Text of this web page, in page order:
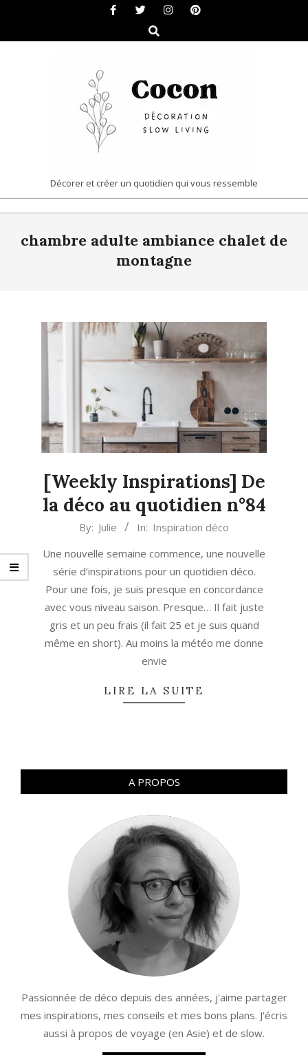
content
Search
COCON
|
DÉCORATION
Décorer et créer un quotidien qui vous ressemble
Navigation
chambre adulte ambiance chalet de
montagne
[Weekly Inspirations] De
la déco au quotidien n°84
11
By: Julie In: Inspiration déco
Une nouvelle semaine commence, une nouvelle
série d’inspirations pour un quotidien déco.
Pour une fois, je suis presque en concordance
avec vous niveau saison. Presque… Il fait juste
gris et un peu frais (il fait 25 et je suis quand
même en short). Au moins la météo me donne
envie
LIRE LA SUITE
A PROPOS
Passionnée de déco depuis des années, j'aime partager
mes inspirations, mes conseils et mes bons plans. J'écris
aussi à propos de voyage (en Asie) et de slow.